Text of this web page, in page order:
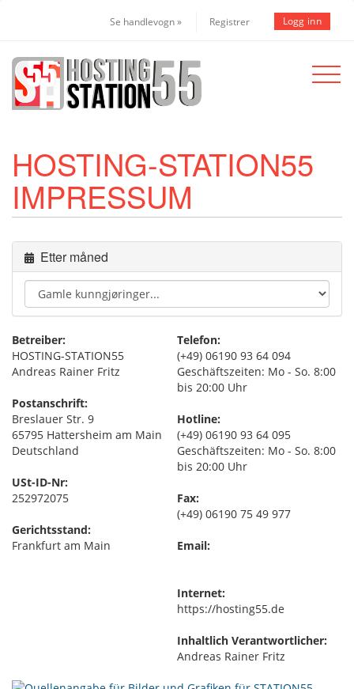
Se handlevogn » Registrer Logg inn
Toggle
HOSTING-STATION55
IMPRESSUM
Etter måned
Betreiber:
HOSTING-STATION55
Andreas Rainer Fritz
Postanschrift:
Breslauer Str. 9
65795 Hattersheim am Main
Deutschland
USt-ID-Nr:
252972075
Gerichtsstand:
Frankfurt am Main
Telefon:
(+49) 06190 93 64 094
Geschäftszeiten: Mo - So. 8:00
bis 20:00 Uhr
Hotline:
(+49) 06190 93 64 095
Geschäftszeiten: Mo - So. 8:00
bis 20:00 Uhr
Fax:
(+49) 06190 75 49 977
Email:
Internet:
https://hosting55.de
Inhaltlich Verantwortlicher:
Andreas Rainer Fritz